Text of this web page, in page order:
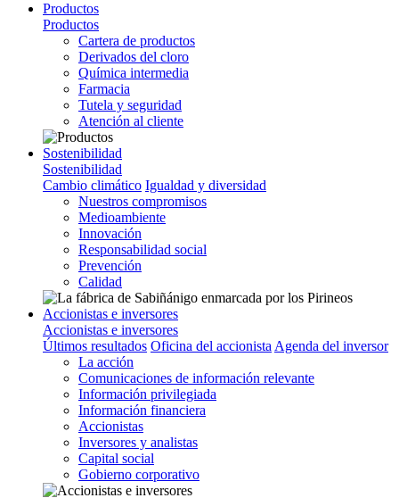
Productos
Productos
Cartera de productos
Derivados del cloro
Química intermedia
Farmacia
Tutela y seguridad
Atención al cliente
Sostenibilidad
Sostenibilidad
Cambio climático Igualdad y diversidad
Nuestros compromisos
Medioambiente
Innovación
Responsabilidad social
Prevención
Calidad
Accionistas e inversores
Accionistas e inversores
Últimos resultados Oficina del accionista Agenda del inversor
La acción
Comunicaciones de información relevante
Información privilegiada
Información financiera
Accionistas
Inversores y analistas
Capital social
Gobierno corporativo